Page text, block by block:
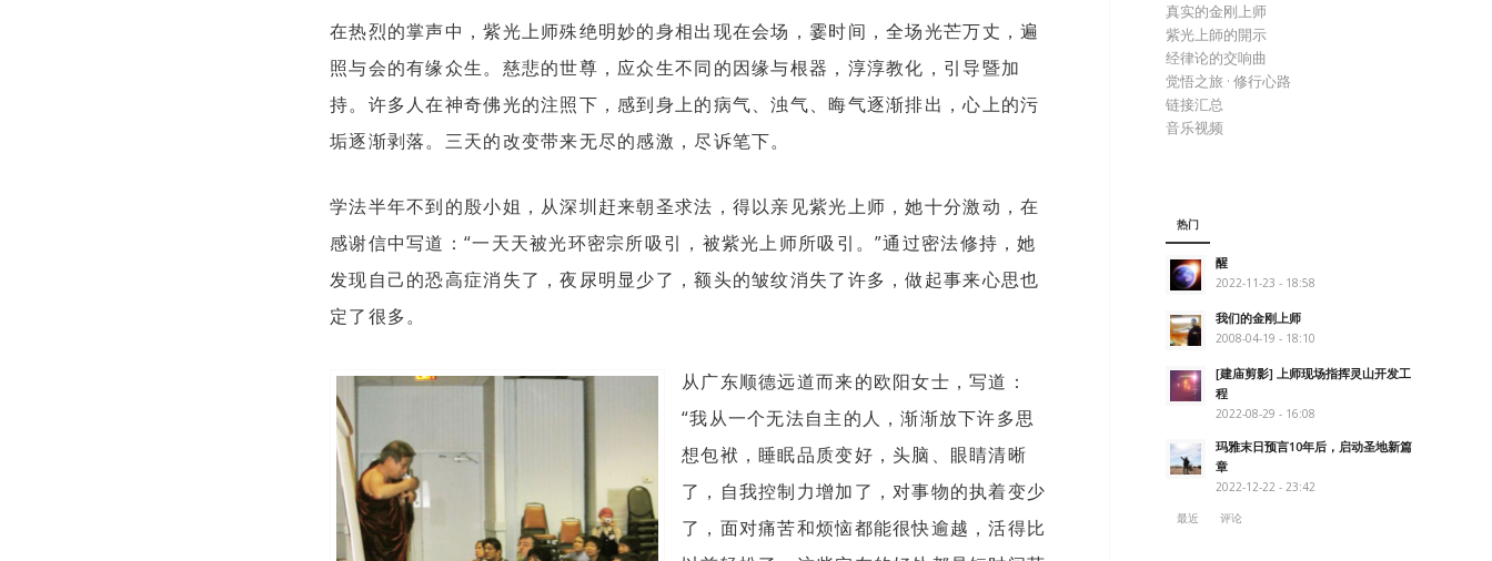
在热烈的掌声中，紫光上师殊绝明妙的身相出现在会场，霎时间，全场光芒万丈，遍
照与会的有缘众生。慈悲的世尊，应众生不同的因缘与根器，淳淳教化，引导暨加
持。许多人在神奇佛光的注照下，感到身上的病气、浊气、晦气逐渐排出，心上的污
垢逐渐剥落。三天的改变带来无尽的感激，尽诉笔下。
学法半年不到的殷小姐，从深圳赶来朝圣求法，得以亲见紫光上师，她十分激动，在
感谢信中写道：“一天天被光环密宗所吸引，被紫光上师所吸引。”通过密法修持，她
发现自己的恐高症消失了，夜尿明显少了，额头的皱纹消失了许多，做起事来心思也
定了很多。
从广东顺德远道而来的欧阳女士，写道：
“我从一个无法自主的人，渐渐放下许多思
想包袱，睡眠品质变好，头脑、眼睛清晰
了，自我控制力增加了，对事物的执着变少
了，面对痛苦和烦恼都能很快逾越，活得比
真实的金刚上师
紫光上師的開示
经律论的交响曲
觉悟之旅 · 修行心路
链接汇总
音乐视频
热门
醒
2022-11-23 - 18:58
我们的金刚上师
2008-04-19 - 18:10
[建庙剪影] 上师现场指挥灵山开发工
程
2022-08-29 - 16:08
玛雅末日预言10年后，启动圣地新篇
章
2022-12-22 - 23:42
最近
评论